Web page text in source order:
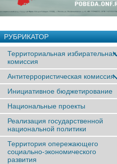
РУБРИКАТОР
Территориальная избирательная
комиссия
Антитеррористическая комиссия
Инициативное бюджетирование
Национальные проекты
Реализация государственной
национальной политики
Территория опережающего
социально-экономического
развития